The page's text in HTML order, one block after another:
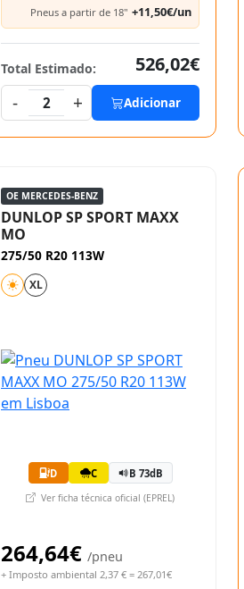
Pneus a partir de 18" +11,50€/un
Total Estimado:
526,02€
-
2 + Adicionar
OE MERCEDES-BENZ
DUNLOP SP SPORT MAXX
MO
275/50 R20 113W
XL
D C B 73dB
Ver ficha técnica oficial (EPREL)
264,64€ /pneu
+ Imposto ambiental 2,37 € = 267,01€